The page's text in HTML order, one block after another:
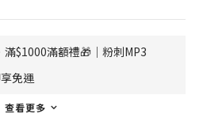
滿$1000滿額禮🎁│粉刺MP3
免運
查看更多